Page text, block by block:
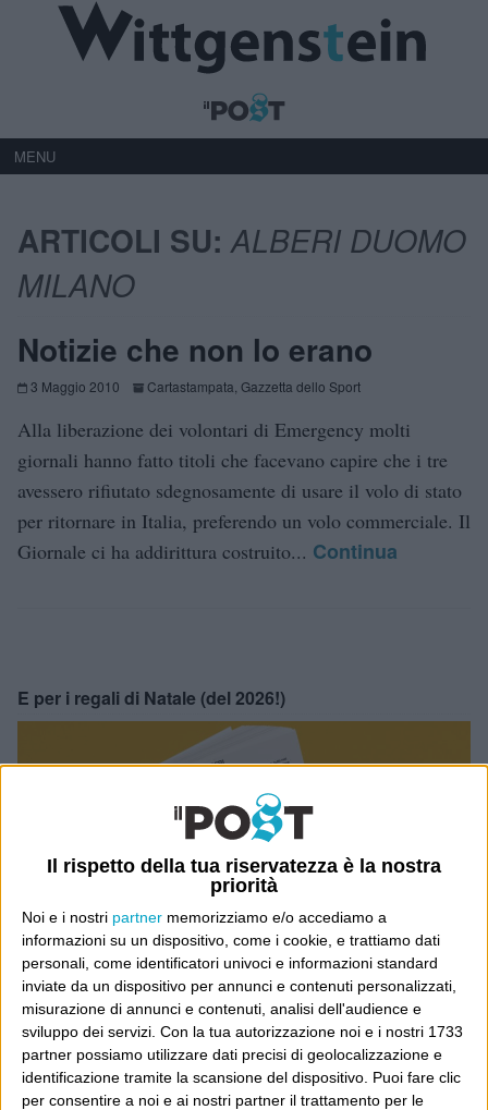
Il rispetto della tua riservatezza è la nostra
priorità
Noi e i nostri partner memorizziamo e/o accediamo a
informazioni su un dispositivo, come i cookie, e trattiamo dati
personali, come identificatori univoci e informazioni standard
inviate da un dispositivo per annunci e contenuti personalizzati,
misurazione di annunci e contenuti, analisi dell'audience e
sviluppo dei servizi. Con la tua autorizzazione noi e i nostri 1733
partner possiamo utilizzare dati precisi di geolocalizzazione e
identificazione tramite la scansione del dispositivo. Puoi fare clic
per consentire a noi e ai nostri partner il trattamento per le
MENU
ARTICOLI SU:ALBERI DUOMO
MILANO
Notizie che non lo erano
3 Maggio 2010 Cartastampata Gazzetta dello Sport
Alla liberazione dei volontari di Emergency molti
giornali hanno fatto titoli che facevano capire che i tre
avessero rifiutato sdegnosamente di usare il volo di stato
per ritornare in Italia, preferendo un volo commerciale. Il
Giornale ci ha addirittura costruito... Continua
E per i regali di Natale (del 2026!)